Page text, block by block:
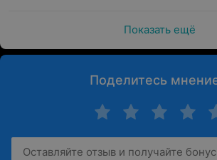
Показать ещё
Поделитесь